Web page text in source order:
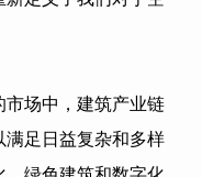
市场中，建筑产业链
满足日益复杂和多样